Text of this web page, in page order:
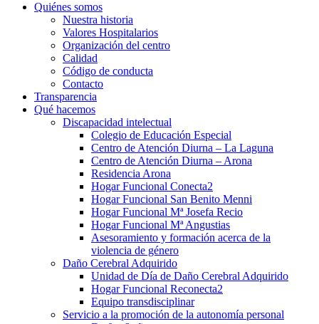
Quiénes somos
Nuestra historia
Valores Hospitalarios
Organización del centro
Calidad
Código de conducta
Contacto
Transparencia
Qué hacemos
Discapacidad intelectual
Colegio de Educación Especial
Centro de Atención Diurna – La Laguna
Centro de Atención Diurna – Arona
Residencia Arona
Hogar Funcional Conecta2
Hogar Funcional San Benito Menni
Hogar Funcional Mª Josefa Recio
Hogar Funcional Mª Angustias
Asesoramiento y formación acerca de la
violencia de género
Daño Cerebral Adquirido
Unidad de Día de Daño Cerebral Adquirido
Hogar Funcional Reconecta2
Equipo transdisciplinar
Servicio a la promoción de la autonomía personal